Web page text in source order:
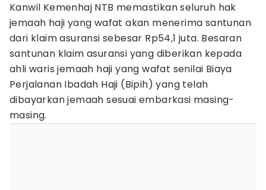
Kanwil Kemenhaj NTB memastikan seluruh hak
jemaah haji yang wafat akan menerima santunan
dari klaim asuransi sebesar Rp54,1 juta. Besaran
santunan klaim asuransi yang diberikan kepada
ahli waris jemaah haji yang wafat senilai Biaya
Perjalanan Ibadah Haji (Bipih) yang telah
dibayarkan jemaah sesuai embarkasi masing-
masing.